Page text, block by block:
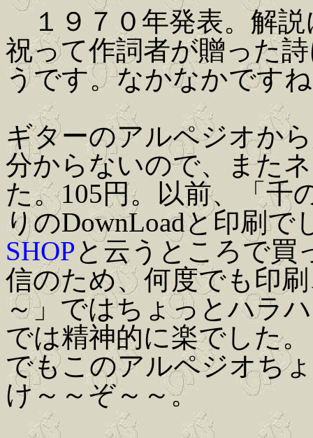
１９７０年発表。解説
祝って作詞者が贈った
うです。なかなかです
ギターのアルペジオか
分からないので、また
た。105円。以前、「千
りのDownLoadと印刷で
SHOPと云うところで買
信のため、何度でも印
～」ではちょっとハラ
では精神的に楽でした。
でもこのアルペジオち
け～～ぞ～～。